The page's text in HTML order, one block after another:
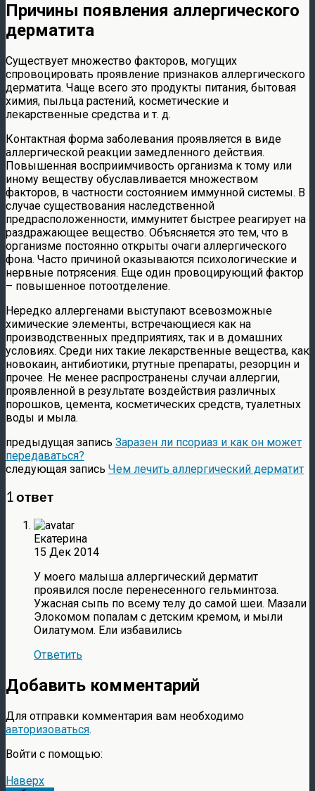
Причины появления аллергического
дерматита
Существует множество факторов, могущих
спровоцировать проявление признаков аллергического
дерматита. Чаще всего это продукты питания, бытовая
химия, пыльца растений, косметические и
лекарственные средства и т. д.
Контактная форма заболевания проявляется в виде
аллергической реакции замедленного действия.
Повышенная восприимчивость организма к тому или
иному веществу обуславливается множеством
факторов, в частности состоянием иммунной системы. В
случае существования наследственной
предрасположенности, иммунитет быстрее реагирует на
раздражающее вещество. Объясняется это тем, что в
организме постоянно открыты очаги аллергического
фона. Часто причиной оказываются психологические и
нервные потрясения. Еще один провоцирующий фактор
– повышенное потоотделение.
Нередко аллергенами выступают всевозможные
химические элементы, встречающиеся как на
производственных предприятиях, так и в домашних
условиях. Среди них такие лекарственные вещества, как
новокаин, антибиотики, ртутные препараты, резорцин и
прочее. Не менее распространены случаи аллергии,
проявленной в результате воздействия различных
порошков, цемента, косметических средств, туалетных
воды и мыла.
предыдущая запись Заразен ли псориаз и как он может
передаваться?
следующая запись Чем лечить аллергический дерматит
1 ответ
Екатерина
15 Дек 2014
У моего малыша аллергический дерматит
проявился после перенесенного гельминтоза.
Ужасная сыпь по всему телу до самой шеи. Мазали
Элокомом попалам с детским кремом, и мыли
Оилатумом. Ели избавились
Ответить
Добавить комментарий
Для отправки комментария вам необходимо
авторизоваться.
Войти с помощью:
Наверх